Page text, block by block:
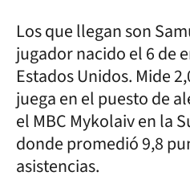
Los que llegan son
jugador nacido el 6 de
Estados Unidos. Mide
juega en el puesto de
el MBC Mykolaiv en la
donde promedió 9,8
asistencias.